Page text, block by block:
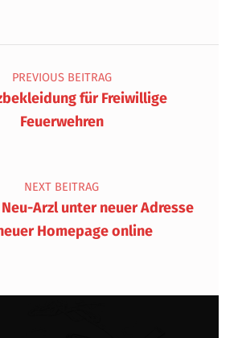
PREVIOUS BEITRAG
für Freiwillige
Feuerwehren
NEXT BEITRAG
Arzl unter neuer Adresse
Homepage online